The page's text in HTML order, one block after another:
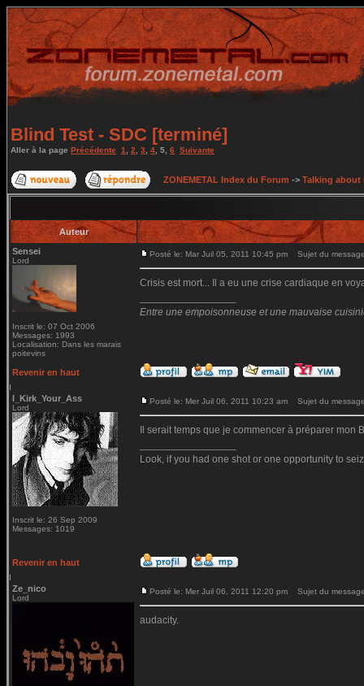
Blind Test - SDC [terminé]
Aller à la page Précédente 1 2 3 4 5 6 Suivante
ZONEMETAL Index du Forum -> Talking about
Auteur
Sensei
Lord
Inscrit le: 07 Oct 2006
Messages: 1993
Localisation: Dans les marais
poitevins
Posté le: Mar Juil 05, 2011 10:45 pm Sujet du
Crisis est mort... Il a eu une crise cardiaque en
Entre une empoisonneuse et une mauvaise
Revenir en haut
I_Kirk_Your_Ass
Lord
Inscrit le: 26 Sep 2009
Messages: 1019
Posté le: Mer Juil 06, 2011 10:23 am Sujet du
Il serait temps que je commencer à préparer
Look, if you had one shot or one opportunity to
Revenir en haut
Ze_nico
Lord
Posté le: Mer Juil 06, 2011 12:20 pm Sujet du
audacity.